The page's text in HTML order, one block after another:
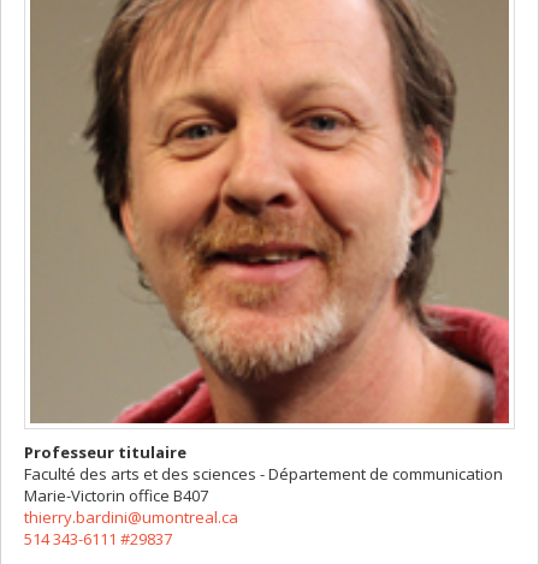
Professeur titulaire
Faculté des arts et des sciences - Département de communication
Marie-Victorin office B407
thierry.bardini@umontreal.ca
514 343-6111 #29837